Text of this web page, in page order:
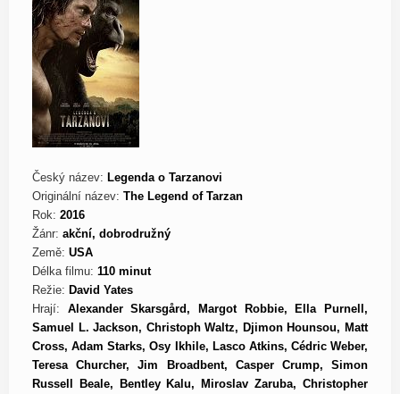
Český název: Legenda o Tarzanovi
Originální název: The Legend of Tarzan
Rok: 2016
Žánr: akční, dobrodružný
Země: USA
Délka filmu: 110 minut
Režie: David Yates
Hrají: Alexander Skarsgård, Margot Robbie, Ella Purnell,
Samuel L. Jackson, Christoph Waltz, Djimon Hounsou, Matt
Cross, Adam Starks, Osy Ikhile, Lasco Atkins, Cédric Weber,
Teresa Churcher, Jim Broadbent, Casper Crump, Simon
Russell Beale, Bentley Kalu, Miroslav Zaruba, Christopher